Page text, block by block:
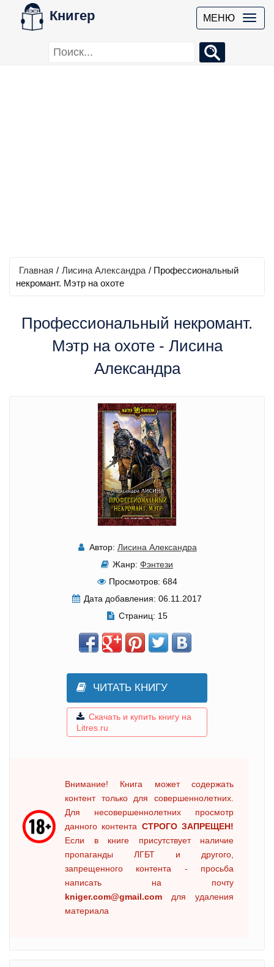
Книгер МЕНЮ
Главная / Лисина Александра / Профессиональный
некромант. Мэтр на охоте
Профессиональный некромант.
Мэтр на охоте - Лисина
Александра
Автор: Лисина Александра
Жанр: Фэнтези
Просмотров: 684
Дата добавления: 06.11.2017
Страниц: 15
ЧИТАТЬ КНИГУ
Скачать и купить книгу на
Litres.ru
Внимание! Книга может содержать
контент только для совершеннолетних.
Для несовершеннолетних просмотр
данного контента СТРОГО ЗАПРЕЩЕН!
Если в книге присутствует наличие
пропаганды ЛГБТ и другого,
запрещенного контента - просьба
написать на почту
kniger.com@gmail.com для удаления
материала